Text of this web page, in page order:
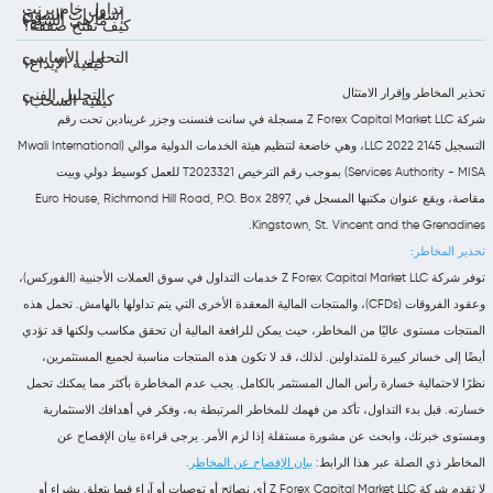
تداول خام برنت
إشعارات السوق
ما هي السلع؟
التحليل الأساسي
التحليل الفني
كيف تفتح صفقة؟
كيفية الإيداع؟
كيفية السحب؟
تحذير المخاطر وإقرار الامتثال
شركة Z Forex Capital Market LLC مسجلة في سانت فنسنت وجزر غرينادين تحت رقم
التسجيل 2145 LLC 2022، وهي خاضعة لتنظيم هيئة الخدمات الدولية موالي (Mwali International
Services Authority - MISA) بموجب رقم الترخيص T2023321 للعمل كوسيط دولي وبيت
مقاصة، ويقع عنوان مكتبها المسجل في Euro House, Richmond Hill Road, P.O. Box 2897,
Kingstown, St. Vincent and the Grenadines.
تحذير المخاطر:
توفر شركة Z Forex Capital Market LLC خدمات التداول في سوق العملات الأجنبية (الفوركس)،
وعقود الفروقات (CFDs)، والمنتجات المالية المعقدة الأخرى التي يتم تداولها بالهامش. تحمل هذه
المنتجات مستوى عاليًا من المخاطر، حيث يمكن للرافعة المالية أن تحقق مكاسب ولكنها قد تؤدي
أيضًا إلى خسائر كبيرة للمتداولين. لذلك، قد لا تكون هذه المنتجات مناسبة لجميع المستثمرين،
نظرًا لاحتمالية خسارة رأس المال المستثمر بالكامل. يجب عدم المخاطرة بأكثر مما يمكنك تحمل
خسارته. قبل بدء التداول، تأكد من فهمك للمخاطر المرتبطة به، وفكر في أهدافك الاستثمارية
ومستوى خبرتك، وابحث عن مشورة مستقلة إذا لزم الأمر. يرجى قراءة بيان الإفصاح عن
المخاطر ذي الصلة عبر هذا الرابط: بيان الإفصاح عن المخاطر .
لا تقدم شركة Z Forex Capital Market LLC أي نصائح أو توصيات أو آراء فيما يتعلق بشراء أو